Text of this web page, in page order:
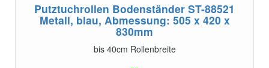
Putztuchrollen Bodenständer ST-88521
Metall, blau, Abmessung: 505 x 420 x
830mm
bis 40cm Rollenbreite